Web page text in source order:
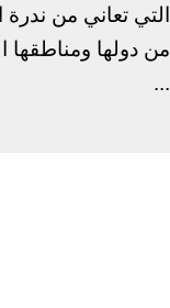
التي تعاني من ندرة
من دولها
...